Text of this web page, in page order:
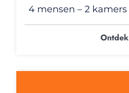
4 mensen – 2 kamers
Ontdek